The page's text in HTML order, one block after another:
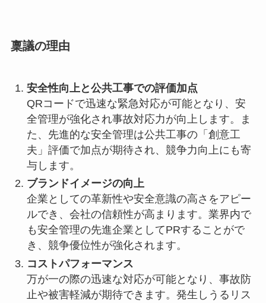
稟議の理由
安全性向上と公共工事での評価加点
QRコードで迅速な緊急対応が可能となり、安
全管理が強化され事故対応力が向上します。ま
た、先進的な安全管理は公共工事の「創意工
夫」評価で加点が期待され、競争力向上にも寄
与します。
ブランドイメージの向上
企業としての革新性や安全意識の高さをアピー
ルでき、会社の信頼性が高まります。業界内で
も安全管理の先進企業としてPRすることがで
き、競争優位性が強化されます。
コストパフォーマンス
万が一の際の迅速な対応が可能となり、事故防
止や被害軽減が期待できます。発生しうるリス